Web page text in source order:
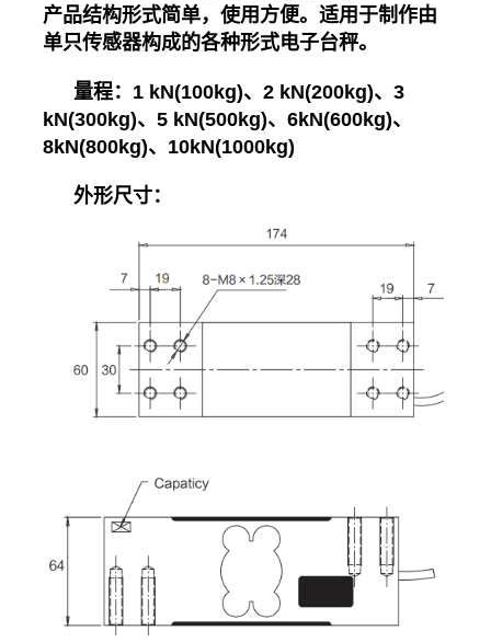
产品结构形式简单，使用方便。适用于制作由
单只传感器构成的各种形式电子台秤。
量程： 1 kN(100kg)、2 kN(200kg)、3
kN(300kg)、5 kN(500kg)、6kN(600kg)、
8kN(800kg)、10kN(1000kg)
外形尺寸：